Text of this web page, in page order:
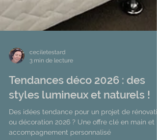
ceciletestard
Tendances déco 2026 : des
styles lumineux et naturels !